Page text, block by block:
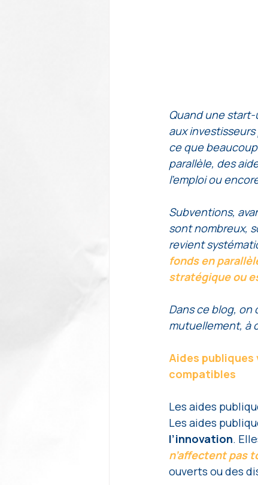
Quand une
aux investisseurs
ce que
parallèle, des
l’emploi ou
Subventions,
sont nombreux,
revient
fonds en
stratégique ou
Dans ce blog,
mutuellement, à
Aides
compatibles
Les aides
Les aides
l’innovation.
n’affectent pas
ouverts ou des